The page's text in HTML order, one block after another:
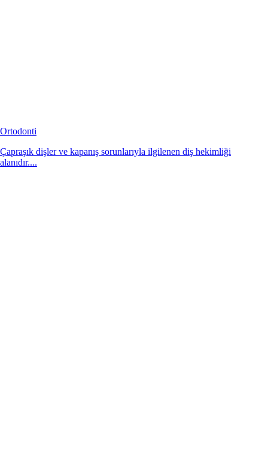
Ortodonti
Çapraşık dişler ve kapanış sorunlarıyla ilgilenen diş hekimliği
alanıdır....